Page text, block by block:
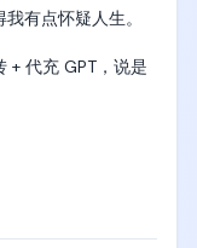
有点怀疑人生。
+ 代充 GPT，说是